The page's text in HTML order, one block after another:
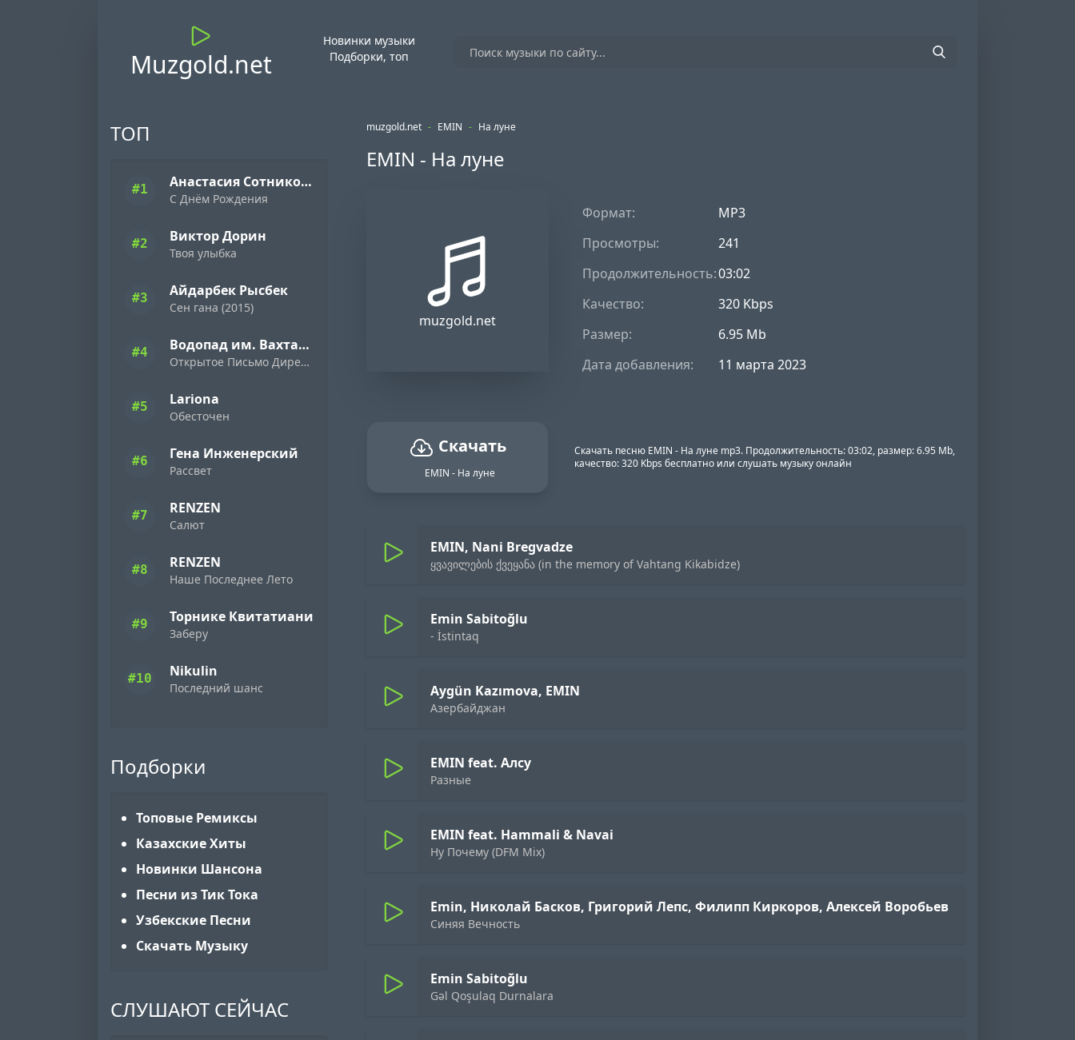
Muzgold.net
Новинки музыки
Подборки, топ
ТОП
#1 Анастасия Сотникова
С Днём Рождения
#2 Виктор Дорин
Твоя улыбка
#3 Айдарбек Рысбек
Сен гана (2015)
#4 Водопад им. Вахтанга Кикабидзе
Открытое Письмо Директору Фирмы «Ямаха» ( 1989 )
#5 Lariona
Обесточен
#6 Гена Инженерский
Рассвет
#7 RENZEN
Салют
#8 RENZEN
Наше Последнее Лето
#9 Торнике Квитатиани
Заберу
#10 Nikulin
Последний шанс
Подборки
Топовые Ремиксы
Казахские Хиты
Новинки Шансона
Песни из Тик Тока
Узбекские Песни
Скачать Музыку
СЛУШАЮТ СЕЙЧАС
muzgold.net - EMIN - На луне
EMIN - На луне
muzgold.net
Формат:
MP3
Просмотры:
241
Продолжительность:03:02
Качество:
320 Kbps
Размер:
6.95 Mb
Дата добавления:
11 марта 2023
Скачать
EMIN - На луне
Скачать песню EMIN - На луне mp3. Продолжительность: 03:02, размер: 6.95 Mb,
качество: 320 Kbps бесплатно или слушать музыку онлайн
EMIN, Nani Bregvadze
ყვავილების ქვეყანა (in the memory of Vahtang Kikabidze)
Emin Sabitoğlu
- İstintaq
Aygün Kazımova, EMIN
Азербайджан
EMIN feat. Алсу
Разные
EMIN feat. Hammali & Navai
Ну Почему (DFM Mix)
Emin, Николай Басков, Григорий Лепс, Филипп Киркоров, Алексей Воробьев
Синяя Вечность
Emin Sabitoğlu
Gəl Qoşulaq Durnalara